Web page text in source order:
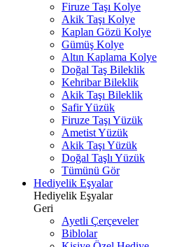
Firuze Taşı Kolye
Akik Taşı Kolye
Kaplan Gözü Kolye
Gümüş Kolye
Altın Kaplama Kolye
Doğal Taş Bileklik
Kehribar Bileklik
Akik Taşı Bileklik
Safir Yüzük
Firuze Taşı Yüzük
Ametist Yüzük
Akik Taşı Yüzük
Doğal Taşlı Yüzük
Tümünü Gör
Hediyelik Eşyalar
Hediyelik Eşyalar
Geri
Ayetli Çerçeveler
Biblolar